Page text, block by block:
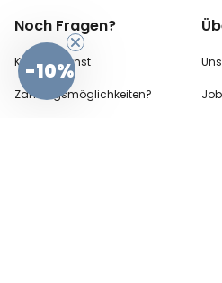
Noch Fragen?
Kundendienst
Zahlungsmöglichkeiten?
-10%